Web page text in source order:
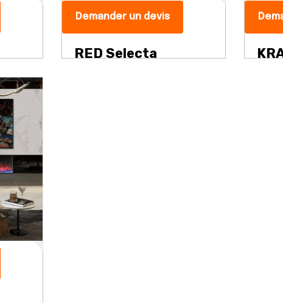
Demander un devis
RED Selecta